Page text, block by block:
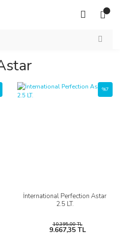
İnternational Perfection Astar
2.5 LT.
%7
10.395,00 TL
9.667,35 TL